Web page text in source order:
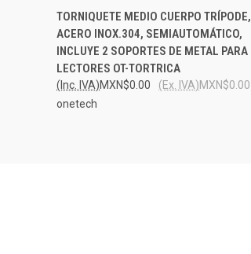
QUICK VIEW ADD TO CART
Compare
TORNIQUETE MEDIO CUERPO TRÍPODE,
ACERO INOX.304, SEMIAUTOMÁTICO,
INCLUYE 2 SOPORTES DE METAL PARA
LECTORES OT-TORTRICA
MXN$0.00
(Inc. IVA) MXN$0.00
(Ex. IVA)
onetech